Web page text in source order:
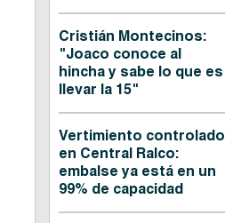
Cristián Montecinos:
"Joaco conoce al
hincha y sabe lo que es
llevar la 15"
Vertimiento controlado
en Central Ralco:
embalse ya está en un
99% de capacidad